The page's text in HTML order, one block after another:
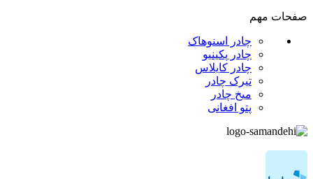
صفحات مهم
چادر اسنوهاک
چادر پکینیو
چادر کایلاس
تیرک چادر
میخ چادر
پتو افغانی